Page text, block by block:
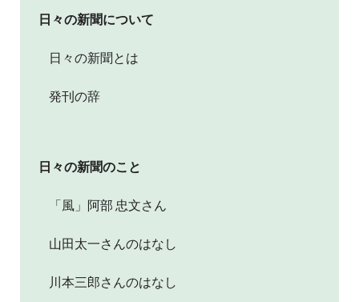
日々の新聞について
日々の新聞とは
発刊の辞
日々の新聞のこと
「風」阿部 忠文さん
山田太一さんのはなし
川本三郎さんのはなし